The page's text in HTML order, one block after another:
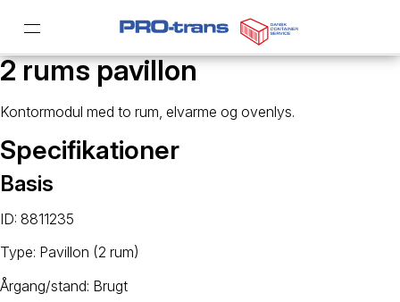
2 rums pavillon
Kontormodul med to rum, elvarme og ovenlys.
Specifikationer
Basis
ID: 8811235
Type: Pavillon (2 rum)
Årgang/stand: Brugt